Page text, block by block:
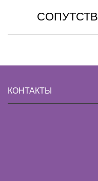
КОНТАКТЫ